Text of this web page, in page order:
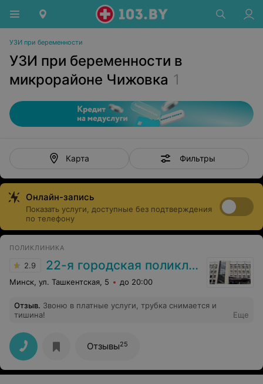
УЗИ при беременности
УЗИ при беременности в
микрорайоне Чижовка 1
Карта Фильтры
Онлайн-запись
Показать услуги, доступные без подтверждения
по телефону
ПОЛИКЛИНИКА
2.9 22-я городская поликлиника
Минск, ул. Ташкентская, 5 до 20:00
Отзыв. Звоню в платные услуги, трубка снимается и
тишина!
Еще
Отзывы25